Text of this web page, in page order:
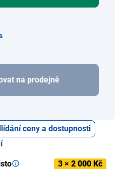
na prodejně
ceny a dostupnosti
3 × 2 000 Kč